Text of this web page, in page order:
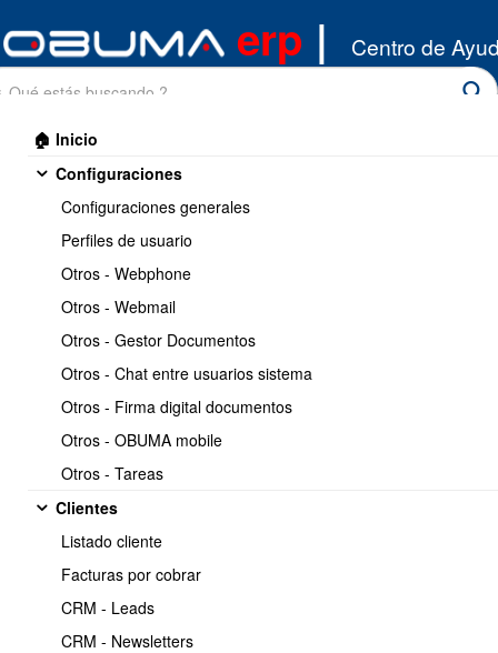
erp | Centro de
🏠 Inicio
Configuraciones
Configuraciones generales
Perfiles de usuario
Otros - Webphone
Otros - Webmail
Otros - Gestor Documentos
Otros - Chat entre usuarios sistema
Otros - Firma digital documentos
Otros - OBUMA mobile
Otros - Tareas
Clientes
Listado cliente
Facturas por cobrar
CRM - Leads
CRM - Newsletters
Activos fijos/Gestionar los activos
Gestionar los activos
1.- Como agregar un activo fijo
2.- Como actualizar y gestionar los datos de un activo